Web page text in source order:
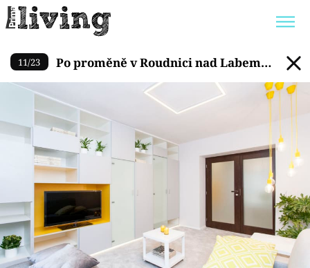
Trendy: JAK UŠETŘIT
POKOJOVÉ KVĚTINY
BYDLENÍ SLAVNÝCH
ZAHRADA
Témata
Bydlení
Zahrada
Po proměně v Roudnici nad
11/23
Po proměně v Roudnici nad Labem
(JSSS III. - 7. díl)